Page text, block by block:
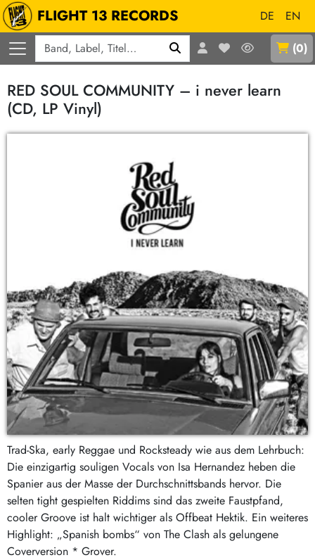
FLIGHT 13 RECORDS DE
EN
(0)
RED SOUL COMMUNITY – i never learn
(CD, LP Vinyl)
Trad-Ska, early Reggae und Rocksteady wie aus dem Lehrbuch:
Die einzigartig souligen Vocals von Isa Hernandez heben die
Spanier aus der Masse der Durchschnittsbands hervor. Die
selten tight gespielten Riddims sind das zweite Faustpfand,
cooler Groove ist halt wichtiger als Offbeat Hektik. Ein weiteres
Highlight: „Spanish bombs“ von The Clash als gelungene
Coverversion * Grover.